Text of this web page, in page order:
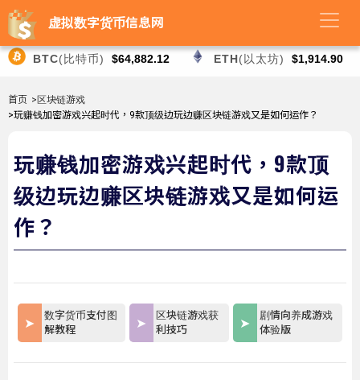
虚拟数字货币信息网
BTC(比特币) $64,882.12 ETH(以太坊) $1,914.90
首页 >区块链游戏
>玩赚钱加密游戏兴起时代，9款顶级边玩边赚区块链游戏又是如何运作？
玩赚钱加密游戏兴起时代，9款顶
级边玩边赚区块链游戏又是如何运
作？
数字货币支付图
解教程
区块链游戏获
利技巧
剧情向养成游戏
体验版